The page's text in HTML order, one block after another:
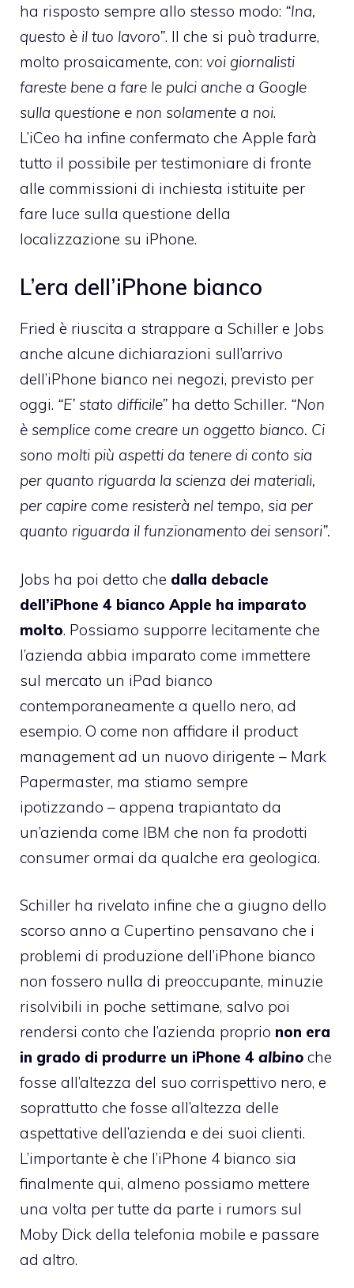
ha risposto sempre allo stesso modo: “Ina,
questo è il tuo lavoro”. Il che si può tradurre,
molto prosaicamente, con: voi giornalisti
fareste bene a fare le pulci anche a Google
sulla questione e non solamente a noi.
L’iCeo ha infine confermato che Apple farà
tutto il possibile per testimoniare di fronte
alle commissioni di inchiesta istituite per
fare luce sulla questione della
localizzazione su iPhone.
L’era dell’iPhone bianco
Fried è riuscita a strappare a Schiller e Jobs
anche alcune dichiarazioni sull’arrivo
dell’iPhone bianco nei negozi, previsto per
oggi. “E’ stato difficile” ha detto Schiller. “Non
è semplice come creare un oggetto bianco. Ci
sono molti più aspetti da tenere di conto sia
per quanto riguarda la scienza dei materiali,
per capire come resisterà nel tempo, sia per
quanto riguarda il funzionamento dei sensori”.
Jobs ha poi detto che dalla debacle
dell’iPhone 4 bianco Apple ha imparato
molto. Possiamo supporre lecitamente che
l’azienda abbia imparato come immettere
sul mercato un iPad bianco
contemporaneamente a quello nero, ad
esempio. O come non affidare il product
management ad un nuovo dirigente – Mark
Papermaster, ma stiamo sempre
ipotizzando – appena trapiantato da
un’azienda come IBM che non fa prodotti
consumer ormai da qualche era geologica.
Schiller ha rivelato infine che a giugno dello
scorso anno a Cupertino pensavano che i
problemi di produzione dell’iPhone bianco
non fossero nulla di preoccupante, minuzie
risolvibili in poche settimane, salvo poi
rendersi conto che l’azienda proprio non era
in grado di produrre un iPhone 4 albino che
fosse all’altezza del suo corrispettivo nero, e
soprattutto che fosse all’altezza delle
aspettative dell’azienda e dei suoi clienti.
L’importante è che l’iPhone 4 bianco sia
finalmente qui, almeno possiamo mettere
una volta per tutte da parte i rumors sul
Moby Dick della telefonia mobile e passare
ad altro.